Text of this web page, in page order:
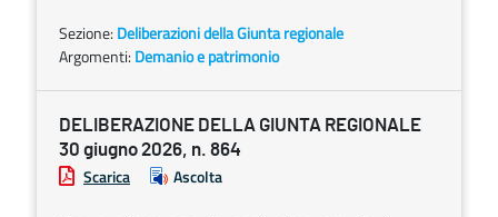
Sezione: Deliberazioni della Giunta regionale
Argomenti: Demanio e patrimonio
DELIBERAZIONE DELLA GIUNTA REGIONALE
30 giugno 2026, n. 864
Scarica Ascolta